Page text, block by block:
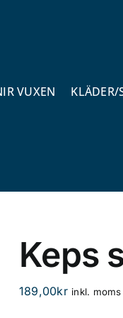
VUXEN KLÄDER/
Keps
189,00kr inkl. moms